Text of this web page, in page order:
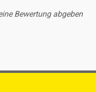
Bewertung abgeben